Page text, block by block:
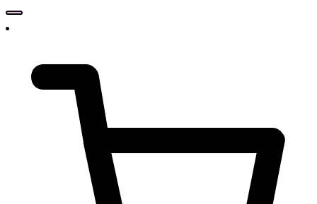
для: